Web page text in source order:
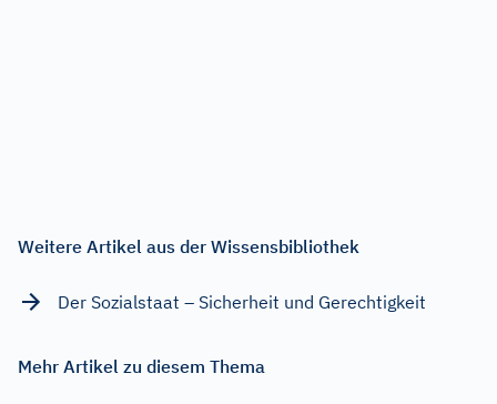
Weitere Artikel aus der Wissensbibliothek
Der Sozialstaat – Sicherheit und Gerechtigkeit
Mehr Artikel zu diesem Thema